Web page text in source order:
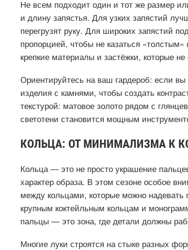
Не всем подходит один и тот же размер
и длину запястья. Для узких запястий
перегрузят руку. Для широких запястий
пропорцией, чтобы не казаться
крепкие материалы и застёжки, которые
Ориентируйтесь на ваш гардероб: если
изделия с камнями, чтобы создать
текстурой: матовое золото рядом с
светотени становится мощным
КОЛЬЦА: ОТ МИНИМАЛИЗМА К
Кольца — это не просто украшение
характер образа. В этом сезоне особое
между кольцами, которые можно
крупным коктейльным кольцам и
пальцы — это зона, где детали должны
Многие луки строятся на стыке разных